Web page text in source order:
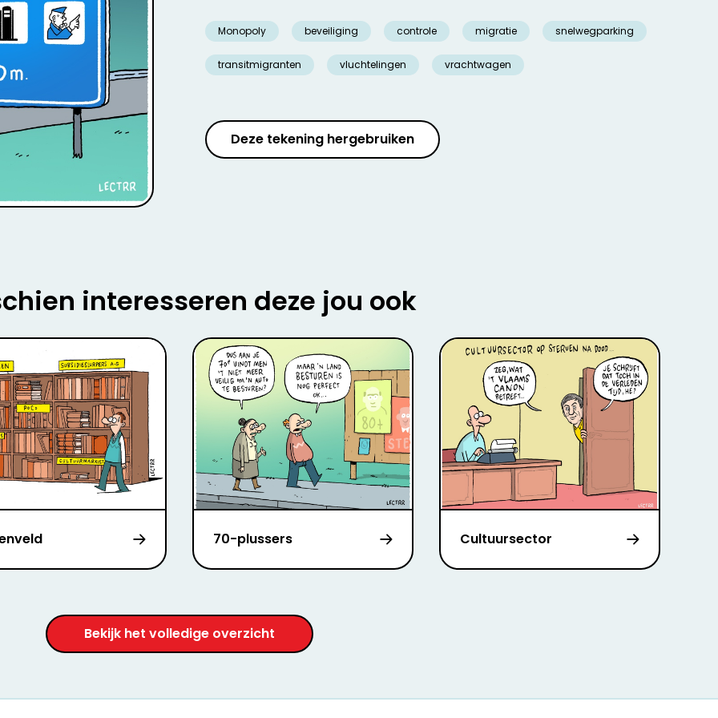
Monopoly beveiliging controle migratie snelwegparking
transitmigranten vluchtelingen vrachtwagen
Deze tekening hergebruiken
interesseren deze jou ook
70-plussers Cultuursector
Bekijk het volledige overzicht